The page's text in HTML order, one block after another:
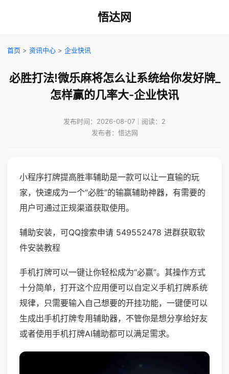
悟达网
首页 > 资讯中心 > 企业快讯
必胜打法!微乐麻将怎么让系统给你发好牌_
怎样赢的几率大-企业快讯
发布时间：2026-08-07｜阅读：2
发布者：悟达网
小程序打牌提高胜率辅助是一款可以让一直输的玩
家，快速成为一个“必胜”的输赢辅助神器，有需要的
用户可通过正规渠道获取使用。
辅助安装，可QQ搜索申请 549552478 进群获取软
件安装教程
手机打牌可以一键让你轻松成为“必赢”。其操作方式
十分简单，打开这个应用便可以自定义手机打牌系统
规律，只需要输入自己想要的开挂功能，一键便可以
生成出手机打牌专用辅助器，不管你是想分享给好友
或者使用手机打牌AI辅助都可以满足需求。